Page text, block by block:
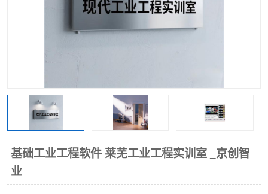
基础工业工程软件 莱芜工业工程实训室 _京创智
业